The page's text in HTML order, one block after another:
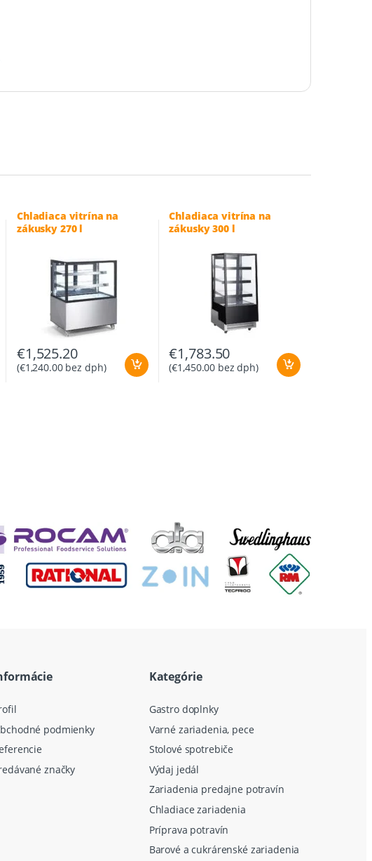
Chladiaca vitrína na
zákusky 270 l
€1,525.20
(€1,240.00bez dph)
Chladiaca vitrína na
zákusky 300 l
€1,783.50
(€1,450.00 bez dph)
podmienky
značky
Kategórie
Gastro doplnky
Varné zariadenia, pece
Stolové spotrebiče
Výdaj jedál
Zariadenia predajne potravín
Chladiace zariadenia
Príprava potravín
Barové a cukrárenské zariadenia